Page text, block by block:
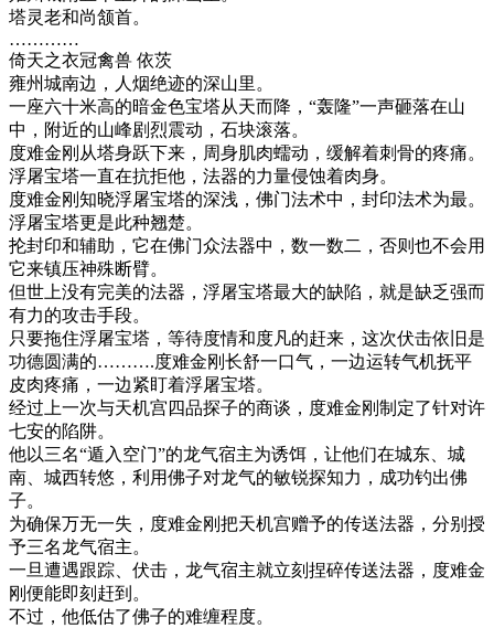
塔灵老和尚颔首。
…………
倚天之衣冠禽兽 依茨
雍州城南边，人烟绝迹的深山里。
一座六十米高的暗金色宝塔从天而降，“轰隆”一声砸落在山
中，附近的山峰剧烈震动，石块滚落。
度难金刚从塔身跃下来，周身肌肉蠕动，缓解着刺骨的疼痛。
浮屠宝塔一直在抗拒他，法器的力量侵蚀着肉身。
度难金刚知晓浮屠宝塔的深浅，佛门法术中，封印法术为最。
浮屠宝塔更是此种翘楚。
抡封印和辅助，它在佛门众法器中，数一数二，否则也不会用
它来镇压神殊断臂。
但世上没有完美的法器，浮屠宝塔最大的缺陷，就是缺乏强而
有力的攻击手段。
只要拖住浮屠宝塔，等待度情和度凡的赶来，这次伏击依旧是
功德圆满的……….度难金刚长舒一口气，一边运转气机抚平
皮肉疼痛，一边紧盯着浮屠宝塔。
经过上一次与天机宫四品探子的商谈，度难金刚制定了针对许
七安的陷阱。
他以三名“遁入空门”的龙气宿主为诱饵，让他们在城东、城
南、城西转悠，利用佛子对龙气的敏锐探知力，成功钓出佛
子。
为确保万无一失，度难金刚把天机宫赠予的传送法器，分别授
予三名龙气宿主。
一旦遭遇跟踪、伏击，龙气宿主就立刻捏碎传送法器，度难金
刚便能即刻赶到。
不过，他低估了佛子的难缠程度。